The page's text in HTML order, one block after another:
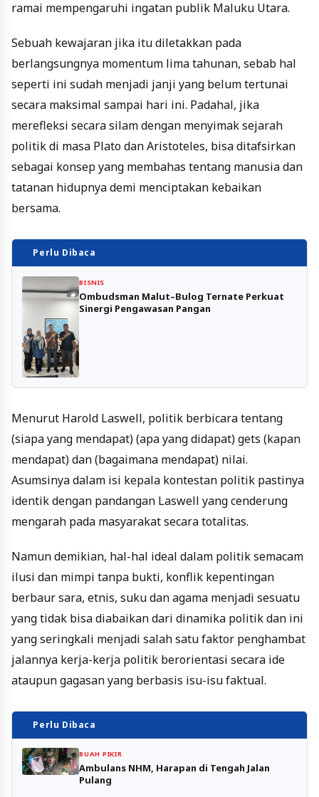
ramai mempengaruhi ingatan publik Maluku Utara.
Sebuah kewajaran jika itu diletakkan pada
berlangsungnya momentum lima tahunan, sebab hal
seperti ini sudah menjadi janji yang belum tertunai
secara maksimal sampai hari ini. Padahal, jika
merefleksi secara silam dengan menyimak sejarah
politik di masa Plato dan Aristoteles, bisa ditafsirkan
sebagai konsep yang membahas tentang manusia dan
tatanan hidupnya demi menciptakan kebaikan
bersama.
Perlu Dibaca
BISNIS
Ombudsman Malut–Bulog Ternate Perkuat
Sinergi Pengawasan Pangan
Menurut Harold Laswell, politik berbicara tentang
(siapa yang mendapat) (apa yang didapat) gets (kapan
mendapat) dan (bagaimana mendapat) nilai.
Asumsinya dalam isi kepala kontestan politik pastinya
identik dengan pandangan Laswell yang cenderung
mengarah pada masyarakat secara totalitas.
Namun demikian, hal-hal ideal dalam politik semacam
ilusi dan mimpi tanpa bukti, konflik kepentingan
berbaur sara, etnis, suku dan agama menjadi sesuatu
yang tidak bisa diabaikan dari dinamika politik dan ini
yang seringkali menjadi salah satu faktor penghambat
jalannya kerja-kerja politik berorientasi secara ide
ataupun gagasan yang berbasis isu-isu faktual.
Perlu Dibaca
BUAH PIKIR
Ambulans NHM, Harapan di Tengah Jalan
Pulang